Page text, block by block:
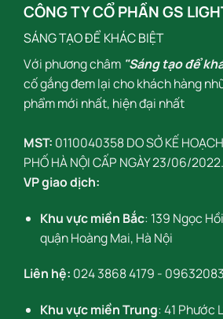
CÔNG TY CỔ PHẦN GS
SÁNG TẠO ĐỂ KHÁC BIỆT
Với phương châm "Sáng tạo để
cố gắng đem lại cho khách hàng
phẩm mới nhất, hiện đại nhất
MST: 0110040358 DO SỞ KẾ
PHỐ HÀ NỘI CẤP NGÀY 23/06/2022.
VP giao dịch:
Khu vực miền Bắc: 139 Ngọc
quận Hoàng Mai, Hà Nội
Liên hệ: 024 3868 4179 -
Khu vực miền Trung: 41 Phước